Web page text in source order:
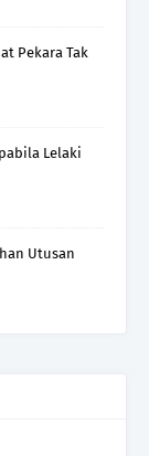
Pekara Tak
Lelaki
Utusan